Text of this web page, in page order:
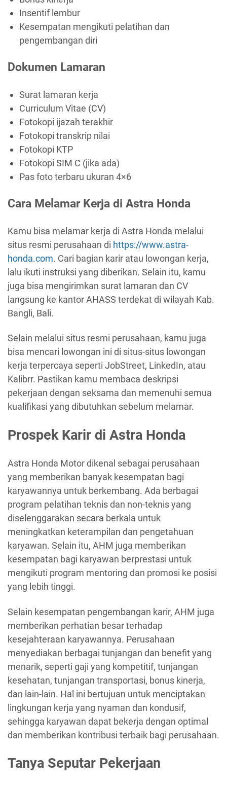
Insentif lembur
Kesempatan mengikuti pelatihan dan
pengembangan diri
Dokumen Lamaran
Surat lamaran kerja
Curriculum Vitae (CV)
Fotokopi ijazah terakhir
Fotokopi transkrip nilai
Fotokopi KTP
Fotokopi SIM C (jika ada)
Pas foto terbaru ukuran 4×6
Cara Melamar Kerja di Astra Honda
Kamu bisa melamar kerja di Astra Honda melalui
situs resmi perusahaan di https://www.astra-
honda.com. Cari bagian karir atau lowongan kerja,
lalu ikuti instruksi yang diberikan. Selain itu, kamu
juga bisa mengirimkan surat lamaran dan CV
langsung ke kantor AHASS terdekat di wilayah Kab.
Bangli, Bali.
Selain melalui situs resmi perusahaan, kamu juga
bisa mencari lowongan ini di situs-situs lowongan
kerja terpercaya seperti JobStreet, LinkedIn, atau
Kalibrr. Pastikan kamu membaca deskripsi
pekerjaan dengan seksama dan memenuhi semua
kualifikasi yang dibutuhkan sebelum melamar.
Prospek Karir di Astra Honda
Astra Honda Motor dikenal sebagai perusahaan
yang memberikan banyak kesempatan bagi
karyawannya untuk berkembang. Ada berbagai
program pelatihan teknis dan non-teknis yang
diselenggarakan secara berkala untuk
meningkatkan keterampilan dan pengetahuan
karyawan. Selain itu, AHM juga memberikan
kesempatan bagi karyawan berprestasi untuk
mengikuti program mentoring dan promosi ke posisi
yang lebih tinggi.
Selain kesempatan pengembangan karir, AHM juga
memberikan perhatian besar terhadap
kesejahteraan karyawannya. Perusahaan
menyediakan berbagai tunjangan dan benefit yang
menarik, seperti gaji yang kompetitif, tunjangan
kesehatan, tunjangan transportasi, bonus kinerja,
dan lain-lain. Hal ini bertujuan untuk menciptakan
lingkungan kerja yang nyaman dan kondusif,
sehingga karyawan dapat bekerja dengan optimal
dan memberikan kontribusi terbaik bagi perusahaan.
Tanya Seputar Pekerjaan